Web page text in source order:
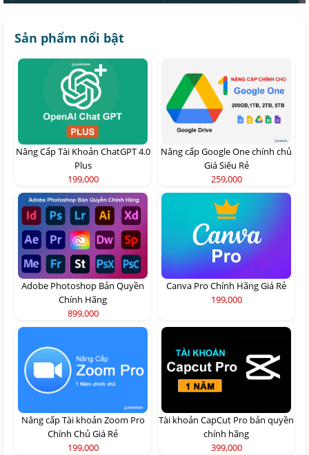
Sản phẩm nổi bật
Nâng Cấp Tài Khoản ChatGPT 4.0
Plus
199,000
Nâng cấp Google One chính chủ
Giá Siêu Rẻ
259,000
Adobe Photoshop Bản Quyền
Chính Hãng
899,000
Canva Pro Chính Hãng Giá Rẻ
199,000
Nâng cấp Tài khoản Zoom Pro
Chính Chủ Giá Rẻ
199,000
Tài khoản CapCut Pro bản quyền
chính hãng
399,000